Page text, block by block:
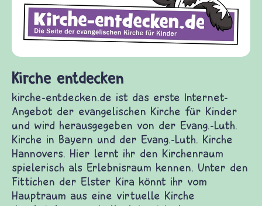
Kirche entdecken
kirche-entdecken.de ist das erste Internet-
Angebot der evangelischen Kirche für Kinder
und wird herausgegeben von der Evang.-Luth.
Kirche in Bayern und der Evang.-Luth. Kirche
Hannovers. Hier lernt ihr den Kirchenraum
spielerisch als Erlebnisraum kennen. Unter den
Fittichen der Elster Kira könnt ihr vom
Hauptraum aus eine virtuelle Kirche